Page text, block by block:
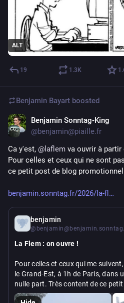
ALT
19 1.3K
Benjamin Bayart boosted
Benjamin Sonntag-King
@benjamin@piaille.fr
Ca y'est, @ laflem va ouvrir à
Pour celles et ceux qui ne sont
ce petit post de blog
benjamin.sonntag.fr/2026/la-fl
benjamin
La Flem : on ouvre !
Pour celles et ceux qui me
le Grand-Est, à 1h de Paris, dans
nulle part. Très content de ce petit
avec son jardin, sa rivière et ses